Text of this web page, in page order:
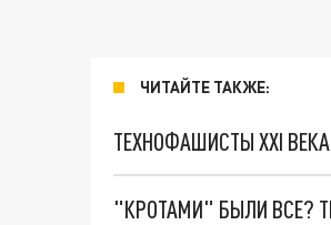
ЧИТАЙТЕ ТАКЖЕ:
ТЕХНОФАШИСТЫ XXI ВЕКА
"КРОТАМИ" БЫЛИ ВСЕ?